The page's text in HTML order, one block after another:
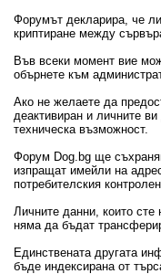
Форумът декларира, че
криптиране между
Във всеки момент вие
обърнете към
Ако не желаете да
деактивиран и личните
техническа възможност.
Форум Dog.bg ще
изпращат имейли на
потребителския
Личните данни, които
няма да бъдат
Единствената другата
бъде индексирана от